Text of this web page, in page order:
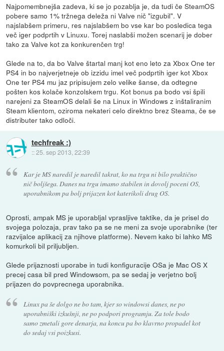
Najpomembnejša zadeva, ki se jo pozablja je, da tudi če SteamOS
pobere samo 1% tržnega deleža ni Valve nič "izgubil". V
najslabšem primeru, res najslabšem bo vse kar bo posledica tega
več iger podprtih v Linuxu. Torej naslabši možen scenarij je dober
tako za Valve kot za konkurenčen trg!
Glede na to, da bo Valve štartal manj kot eno leto za Xbox One ter
PS4 in bo najverjetneje ob izzidu imel več podprtih iger kot Xbox
One ter PS4 mu jaz pripisujem zelo velike šanse, da odtegne
pošten kos kolače konzolskem trgu. Kot bonus pa bodo vsi špili
narejeni za SteamOS delali še na Linux in Windows z inštaliranim
Steam klientom, oziroma nekateri celo direktno brez Steama, če se
distributer tako odloči.
techfreak :)
::25. sep 2013, 22:39
Kar je MS naredil je naredil takrat, ko na trgu ni bilo praktično
nič boljšega. Danes na trgu imamo stabilen in dovolj poceni OS,
uporabnikom pa bolj prijazen kot katerikoli drug OS.
Oprosti, ampak MS je uporabljal vprasljive taktike, da je prisel do
svojega polozaja, prav tako pa se ne meni za svoje uporabnike (ter
razvijalce aplikacij za njihove platforme). Nevem kako bi lahko MS
komurkoli bil priljubljen.
Glede prijaznosti uporabe in tudi konfiguracije OSa je Mac OS X
precej casa bil pred Windowsom, pa se sedaj je verjetno bolj
prijazen do povprecnega uporabnika.
Linux pa še dolgo ne bo tam, kjer so windowsi danes, ne po
uporabniški izkušnji, ne po podpori programju. Za tole bodo
samo zmetali gore denarja, na koncu pa bo klavrno propadel kot
do sedaj vsi poizkusi.